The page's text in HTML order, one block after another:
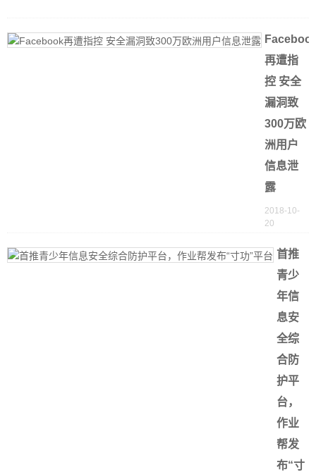
再遭指
控 安全
漏洞致
300万欧
洲用户
信息泄
露
2018-10-
20
首推
青少
年信
息安
全综
合防
护平
台，
作业
帮发
布“寸